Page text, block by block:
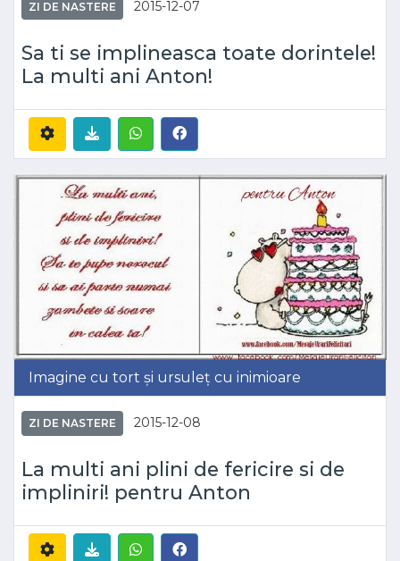
ZI DE NASTERE 2015-12-07
Sa ti se implineasca toate dorintele!
La multi ani Anton!
Imagine cu tort și ursuleț cu inimioare
ZI DE NASTERE 2015-12-08
La multi ani plini de fericire si de
impliniri! pentru Anton